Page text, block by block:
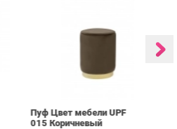
015 Коричневый
ГОРОДА